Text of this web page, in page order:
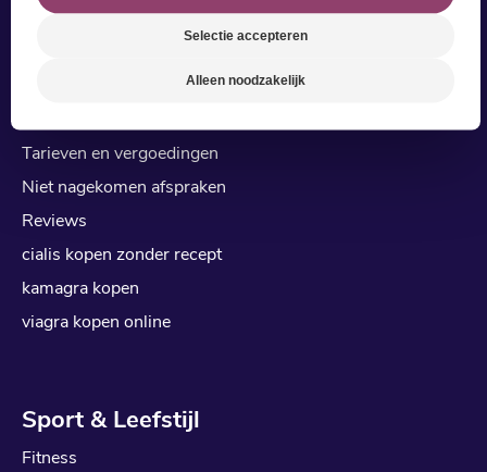
Selectie accepteren
Alleen noodzakelijk
CogniTrain
Tarieven en vergoedingen
Niet nagekomen afspraken
Reviews
cialis kopen zonder recept
kamagra kopen
viagra kopen online
Sport & Leefstijl
Fitness